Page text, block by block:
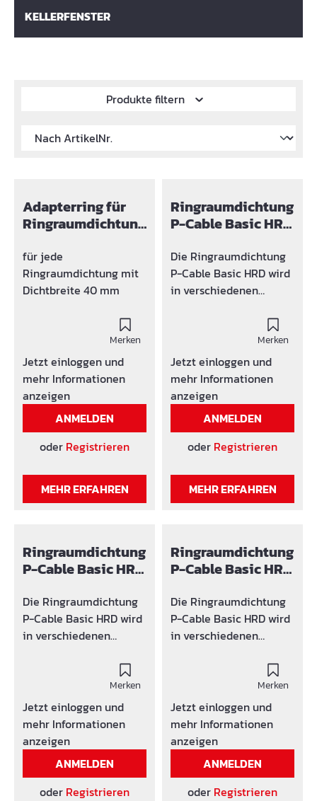
KELLERFENSTER
Produkte filtern
Adapterring für
Ringraumdichtung
für jede
Ringraumdichtung mit
Dichtbreite 40 mm
Merken
Jetzt einloggen und
mehr Informationen
anzeigen
ANMELDEN
oder Registrieren
MEHR ERFAHREN
Ringraumdichtung
P-Cable Basic HRD
Die Ringraumdichtung
P-Cable Basic HRD wird
in verschiedenen
Produktkennzeichnung
verwendet: SG x (Anzahl
der Bohrungen)/ y-z
(Bereich in dem die
Bohrung angepasst
werden kann)
Merken
Jetzt einloggen und
mehr Informationen
anzeigen
ANMELDEN
oder Registrieren
MEHR ERFAHREN
Ringraumdichtung
P-Cable Basic HRD
Die Ringraumdichtung
P-Cable Basic HRD wird
in verschiedenen
Produktkennzeichnung
verwendet: SG x (Anzahl
der Bohrungen)/ y-z
(Bereich in dem die
Bohrung angepasst
werden kann)
Merken
Jetzt einloggen und
mehr Informationen
anzeigen
ANMELDEN
oder Registrieren
Ringraumdichtung
P-Cable Basic HRD
Die Ringraumdichtung
P-Cable Basic HRD wird
in verschiedenen
Produktkennzeichnung
verwendet: SG x (Anzahl
der Bohrungen)/ y-z
(Bereich in dem die
Bohrung angepasst
werden kann)
Merken
Jetzt einloggen und
mehr Informationen
anzeigen
ANMELDEN
oder Registrieren